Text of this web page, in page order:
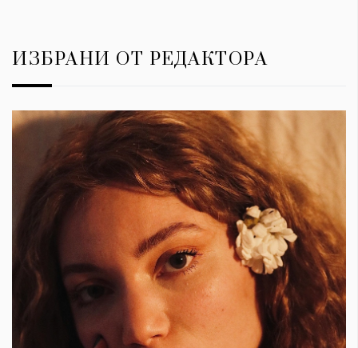
ИЗБРАНИ ОТ РЕДАКТОРА